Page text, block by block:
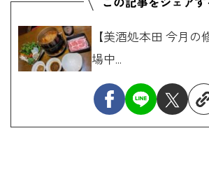
【美酒処本田 今月の
場中...